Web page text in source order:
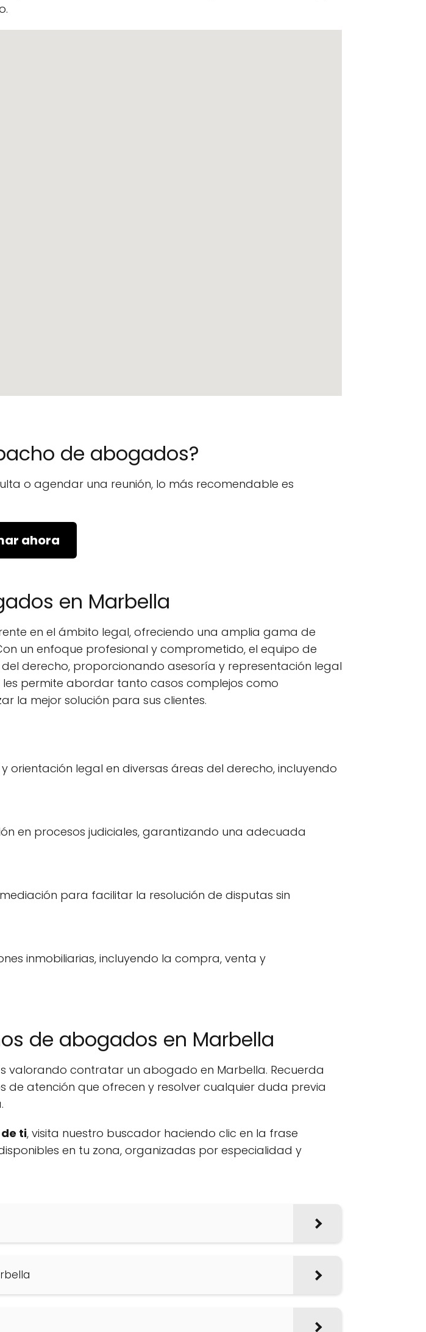
de abogados?
o agendar una reunión, lo más recomendable es
ahora
en Marbella
en el ámbito legal, ofreciendo una amplia gama de
un enfoque profesional y comprometido, el equipo de
derecho, proporcionando asesoría y representación legal
permite abordar tanto casos complejos como
la mejor solución para sus clientes.
orientación legal en diversas áreas del derecho, incluyendo
en procesos judiciales, garantizando una adecuada
para facilitar la resolución de disputas sin
inmobiliarias, incluyendo la compra, venta y
de abogados en Marbella
valorando contratar un abogado en Marbella. Recuerda
atención que ofrecen y resolver cualquier duda previa
ti, visita nuestro buscador haciendo clic en la frase
en tu zona, organizadas por especialidad y